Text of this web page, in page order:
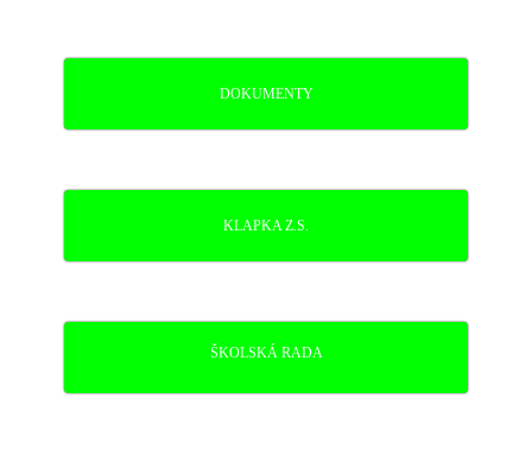
DOKUMENTY
KLAPKA Z.S.
ŠKOLSKÁ RADA